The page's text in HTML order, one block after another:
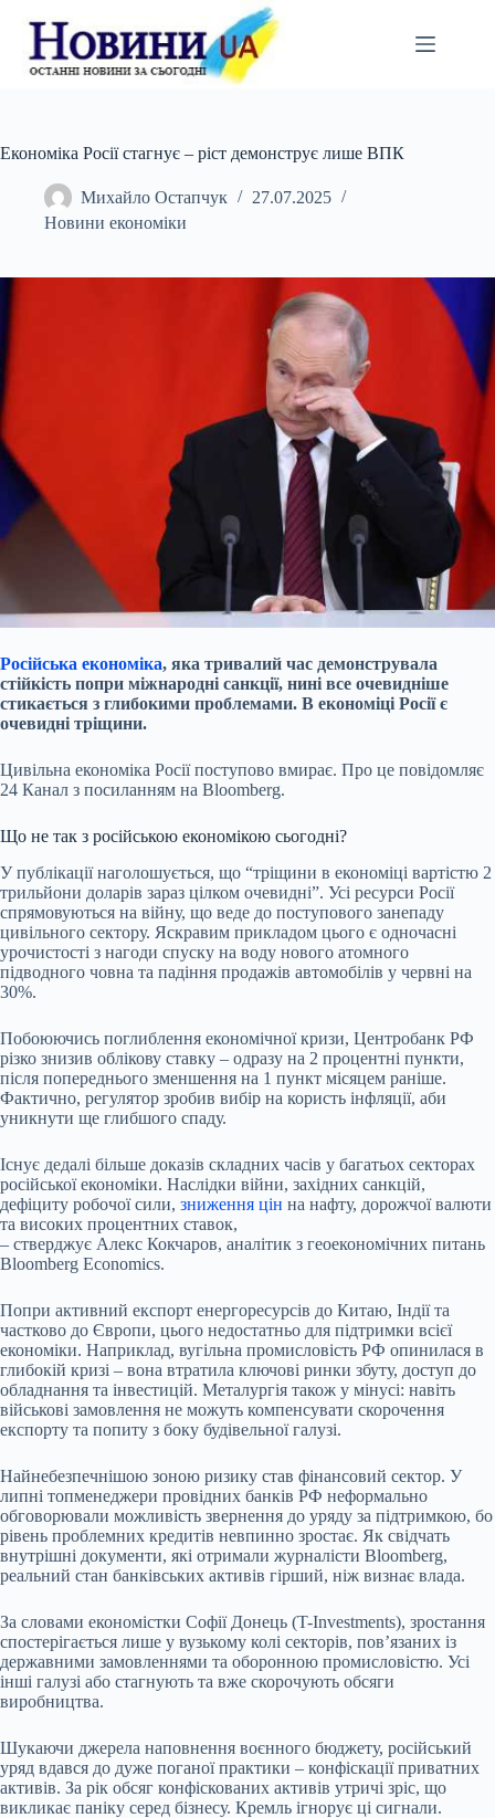
вмісту
Економіка Росії стагнує – ріст демонструє лише ВПК
Михайло Остапчук
27.07.2025
Новини економіки
Російська економіка, яка тривалий час демонструвала
стійкість попри міжнародні санкції, нині все очевидніше
стикається з глибокими проблемами. В економіці Росії є
очевидні тріщини.
Цивільна економіка Росії поступово вмирає. Про це повідомляє
24 Канал з посиланням на Bloomberg.
Що не так з російською економікою сьогодні?
У публікації наголошується, що “тріщини в економіці вартістю 2
трильйони доларів зараз цілком очевидні”. Усі ресурси Росії
спрямовуються на війну, що веде до поступового занепаду
цивільного сектору. Яскравим прикладом цього є одночасні
урочистості з нагоди спуску на воду нового атомного
підводного човна та падіння продажів автомобілів у червні на
30%.
Побоюючись поглиблення економічної кризи, Центробанк РФ
різко знизив облікову ставку – одразу на 2 процентні пункти,
після попереднього зменшення на 1 пункт місяцем раніше.
Фактично, регулятор зробив вибір на користь інфляції, аби
уникнути ще глибшого спаду.
Існує дедалі більше доказів складних часів у багатьох секторах
російської економіки. Наслідки війни, західних санкцій,
дефіциту робочої сили, зниження цін на нафту, дорожчої валюти
та високих процентних ставок,
– стверджує Алекс Кокчаров, аналітик з геоекономічних питань
Bloomberg Economics.
Попри активний експорт енергоресурсів до Китаю, Індії та
частково до Європи, цього недостатньо для підтримки всієї
економіки. Наприклад, вугільна промисловість РФ опинилася в
глибокій кризі – вона втратила ключові ринки збуту, доступ до
обладнання та інвестицій. Металургія також у мінусі: навіть
військові замовлення не можуть компенсувати скорочення
експорту та попиту з боку будівельної галузі.
Найнебезпечнішою зоною ризику став фінансовий сектор. У
липні топменеджери провідних банків РФ неформально
обговорювали можливість звернення до уряду за підтримкою, бо
рівень проблемних кредитів невпинно зростає. Як свідчать
внутрішні документи, які отримали журналісти Bloomberg,
реальний стан банківських активів гірший, ніж визнає влада.
За словами економістки Софії Донець (T-Investments), зростання
спостерігається лише у вузькому колі секторів, пов’язаних із
державними замовленнями та оборонною промисловістю. Усі
інші галузі або стагнують та вже скорочують обсяги
виробництва.
Шукаючи джерела наповнення воєнного бюджету, російський
уряд вдався до дуже поганої практики – конфіскації приватних
активів. За рік обсяг конфіскованих активів утричі зріс, що
викликає паніку серед бізнесу. Кремль ігнорує ці сигнали.